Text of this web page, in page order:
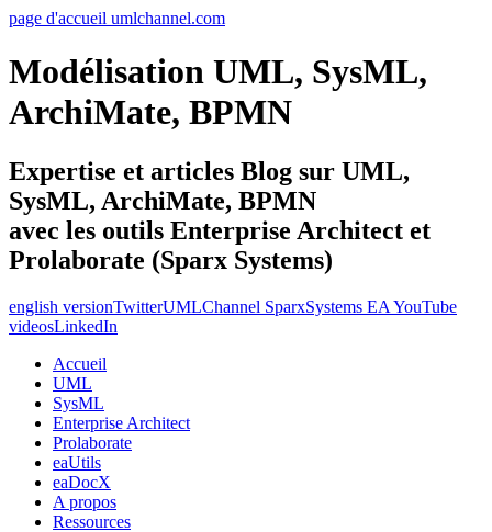
page d'accueil umlchannel.com
Modélisation UML, SysML,
ArchiMate, BPMN
Expertise et articles Blog sur UML,
SysML, ArchiMate, BPMN
avec les outils Enterprise Architect et
Prolaborate (Sparx Systems)
english versionTwitterUMLChannel SparxSystems EA YouTube
videosLinkedIn
Accueil
UML
SysML
Enterprise Architect
Prolaborate
eaUtils
eaDocX
A propos
Ressources